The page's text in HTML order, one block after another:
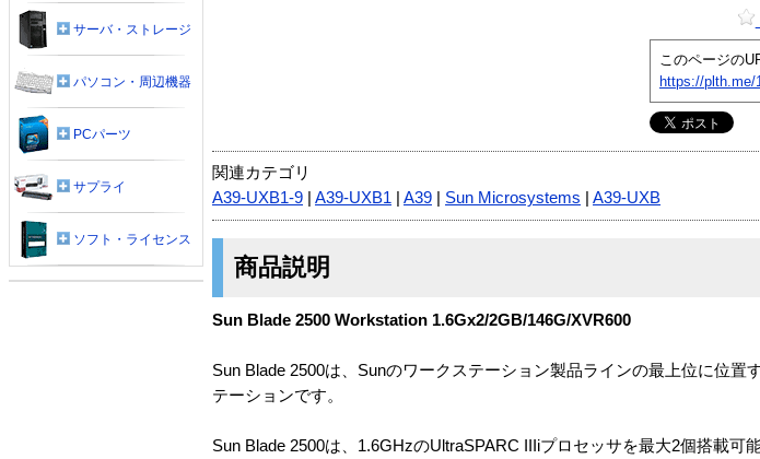
このページの
https://plth.me/
関連カテゴリ
A39-UXB1-9
A39-UXB1 A39 Sun Microsystems A39-UXB
商品説明
Sun Blade 2500 Workstation 1.6Gx2/2GB/146G/XVR600
Sun Blade 2500は、Sunのワークステーション製品ラインの最上位に位置
テーションです。
Sun Blade 2500は、1.6GHzのUltraSPARC IIIiプロセッサを最大2個搭載可
サーバ・ストレージ
パソコン・周辺機器
PCパーツ
サプライ
ソフト・ライセンス